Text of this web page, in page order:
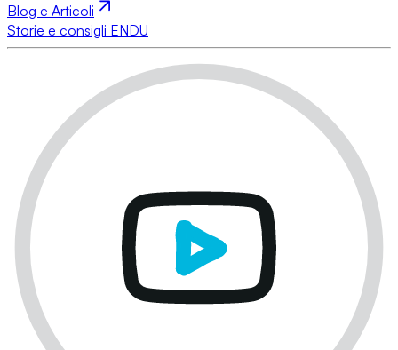
Blog e Articoli
Storie e consigli ENDU